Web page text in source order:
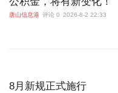
唐山信息港 评论 0 2026-8-2 22:33
8月新规正式施行